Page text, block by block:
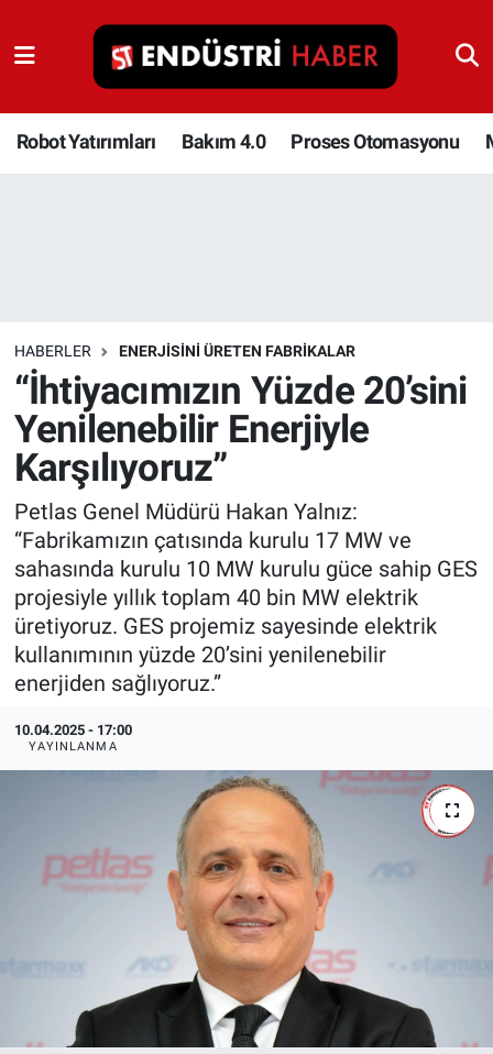
Robot Yatırımları Bakım 4.0 Proses Otomasyonu
HABERLER ENERJISINI ÜRETEN FABRIKALAR
“İhtiyacımızın Yüzde 20’sini
Yenilenebilir Enerjiyle
Karşılıyoruz”
Petlas Genel Müdürü Hakan Yalnız:
“Fabrikamızın çatısında kurulu 17 MW ve
sahasında kurulu 10 MW kurulu güce sahip GES
projesiyle yıllık toplam 40 bin MW elektrik
üretiyoruz. GES projemiz sayesinde elektrik
kullanımının yüzde 20’sini yenilenebilir
enerjiden sağlıyoruz.”
10.04.2025 - 17:00
YAYINLANMA
Robot Yatırımları
Bakım 4.0
Depolama Çözümleri
İnşaat ve Malzeme
HaberOrtak
EndüstriST
Enerjisini Üreten Fabrikalar
Endüstri 4.0 Uygulamaları
Ağır Sanayi Çözümleri